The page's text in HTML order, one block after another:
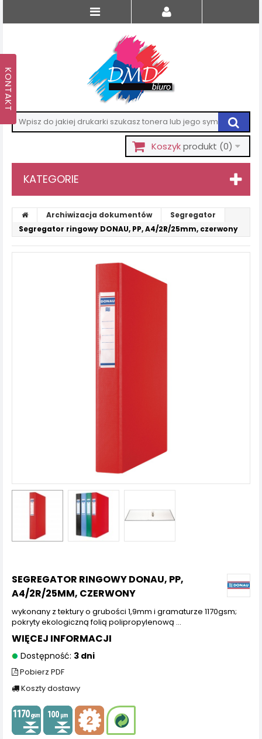
Koszykprodukt (0)
KATEGORIE
Archiwizacja dokumentów
Segregator
Segregator ringowy DONAU, PP, A4/2R/25mm, czerwony
SEGREGATOR RINGOWY DONAU, PP,
A4/2R/25MM, CZERWONY
wykonany z tektury o grubości 1,9mm i gramaturze 1170gsm;
pokryty ekologiczną folią polipropylenową ...
WIĘCEJ INFORMACJI
Dostępność: 3 dni
Pobierz PDF
Koszty dostawy